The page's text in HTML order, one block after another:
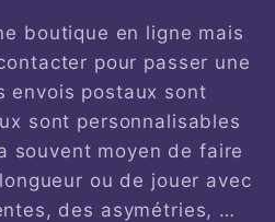
boutique en ligne mais
pour passer une
envois postaux sont
sont personnalisables
souvent moyen de faire
ou de jouer avec
des asymétries, …